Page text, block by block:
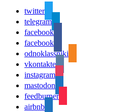
twitter
telegram
facebook
facebook
odnoklassniki
vkontakte
instagram
mastodon
feedburner
airbnb